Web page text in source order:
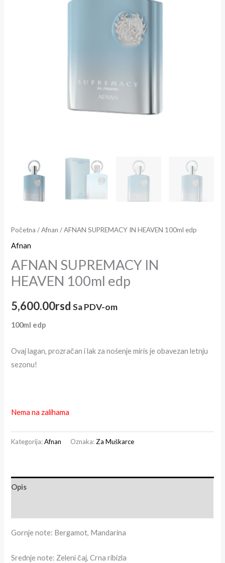
Početna /Afnan / AFNAN SUPREMACY IN HEAVEN 100ml edp
Afnan
AFNAN SUPREMACY IN
HEAVEN 100ml edp
5,600.00rsd Sa PDV-om
100ml edp
Ovaj lagan, prozračan i lak za nošenje miris je obavezan letnju
sezonu!
Nema na zalihama
Kategorija:Afnan Oznaka: Za Muškarce
Opis
Gornje note: Bergamot, Mandarina
Srednje note: Zeleni čaj, Crna ribizla